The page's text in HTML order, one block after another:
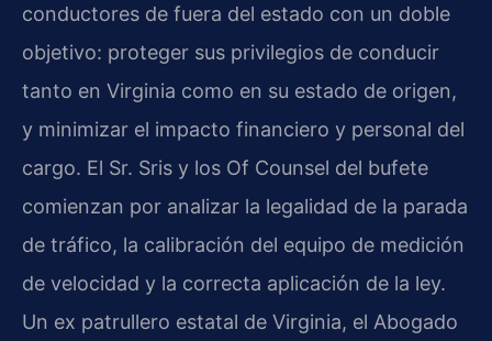
conductores de fuera del estado con un doble
objetivo: proteger sus privilegios de conducir
tanto en Virginia como en su estado de origen,
y minimizar el impacto financiero y personal del
cargo. El Sr. Sris y los Of Counsel del bufete
comienzan por analizar la legalidad de la parada
de tráfico, la calibración del equipo de medición
de velocidad y la correcta aplicación de la ley.
Un ex patrullero estatal de Virginia, el Abogado